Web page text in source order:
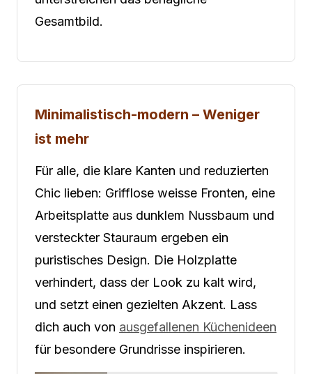
Gesamtbild.
Minimalistisch-modern – Weniger
ist mehr
Für alle, die klare Kanten und reduzierten
Chic lieben: Grifflose weisse Fronten, eine
Arbeitsplatte aus dunklem Nussbaum und
versteckter Stauraum ergeben ein
puristisches Design. Die Holzplatte
verhindert, dass der Look zu kalt wird,
und setzt einen gezielten Akzent. Lass
dich auch von ausgefallenen Küchenideen
für besondere Grundrisse inspirieren.